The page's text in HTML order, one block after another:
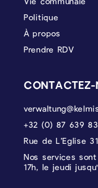
Politique
À propos
Prendre RDV
CONTACTEZ-
+32 (0) 87 639
Rue de L’Eglise
Nos services
17h, le jeudi